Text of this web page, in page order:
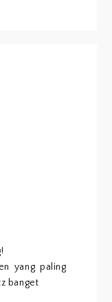
yang paling
banget